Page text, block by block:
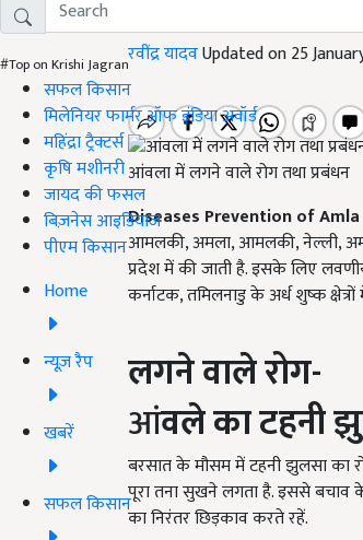
#Top on Krishi Jagran
सफल किसान
मिलेनियर फार्मर ऑफ इंडिया अवॉर्ड
महिंद्रा ट्रैक्टर्स
कृषि मशीनरी
जायद की फसल
बिज़नेस आइडियाज
पीएम किसान
Home
न्यूज़ रैप
खबरें
सफल किसान
रवींद्र यादवUpdated on 25
आंवला में लगने वाले रोग तथा प्रबंधन
Diseases Prevention of
आमलकी, अमला, आमलकी, नेल्ली,
प्रदेश में की जाती है. इसके लिए लवणीय
कर्नाटक, तमिलनाडु के अर्ध शुष्क
लगने वाले रोग-
आंवले का टहनी
बरसात के मौसम में टहनी झुलसा का
पूरा तना सुखने लगता है. इससे बचाव
का निरंतर छिड़काव करते रहें.